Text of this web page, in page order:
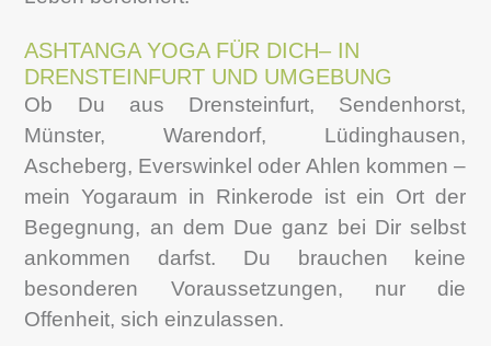
ASHTANGA YOGA FÜR DICH– IN
DRENSTEINFURT UND UMGEBUNG
Ob Du aus Drensteinfurt, Sendenhorst,
Münster, Warendorf, Lüdinghausen,
Ascheberg, Everswinkel oder Ahlen kommen –
mein Yogaraum in Rinkerode ist ein Ort der
Begegnung, an dem Due ganz bei Dir selbst
ankommen darfst. Du brauchen keine
besonderen Voraussetzungen, nur die
Offenheit, sich einzulassen.